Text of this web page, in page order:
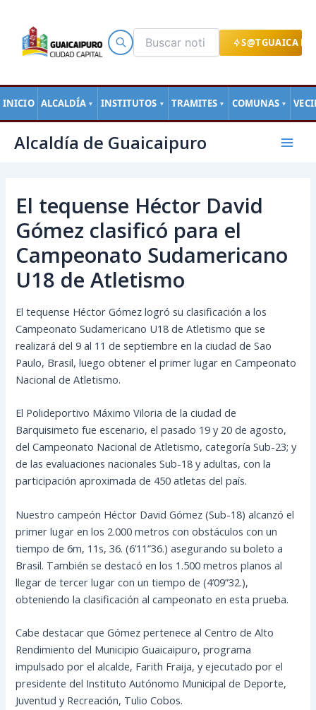
S@TGUAICA
INICIO ALCALDÍA ▼ INSTITUTOS ▼ TRAMITES ▼ COMUNAS ▼
contenido
Alcaldía de Guaicaipuro
Main
El tequense Héctor David
Gómez clasificó para el
Campeonato Sudamericano
U18 de Atletismo
El tequense Héctor Gómez logró su clasificación a los
Campeonato Sudamericano U18 de Atletismo que se
realizará del 9 al 11 de septiembre en la ciudad de Sao
Paulo, Brasil, luego obtener el primer lugar en Campeonato
Nacional de Atletismo.
El Polideportivo Máximo Viloria de la ciudad de
Barquisimeto fue escenario, el pasado 19 y 20 de agosto,
del Campeonato Nacional de Atletismo, categoríaSub-23; y
de las evaluaciones nacionales Sub-18 y adultas, con la
participación aproximada de 450 atletas del país.
Nuestro campeón Héctor David Gómez (Sub-18) alcanzó el
primer lugar en los 2.000 metros con obstáculos con un
tiempo de 6m, 11s, 36. (6’11”36.) asegurando su boleto a
Brasil. También se destacó en los 1.500 metros planos al
llegar de tercer lugar con un tiempo de (4’09”32.),
obteniendo la clasificación al campeonato en esta prueba.
Cabe destacar que Gómez pertenece al Centro de Alto
Rendimiento del Municipio Guaicaipuro, programa
impulsado por el alcalde, Farith Fraija, y ejecutado por el
presidente del Instituto Autónomo Municipal de Deporte,
Juventud y Recreación, Tulio Cobos.
de